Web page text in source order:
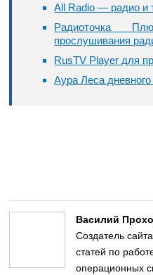
All Radio — радио и
Радиоточка
прослушивания
RusTV Player для
Аура Леса дневного
Василий
Создатель
статей по
операционных